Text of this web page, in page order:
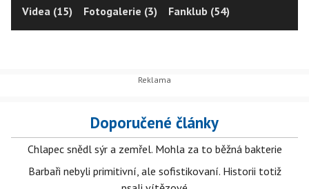
Videa (15) Fotogalerie (3) Fanklub (54)
Doporučené články
Chlapec snědl sýr a zemřel. Mohla za to běžná bakterie
Barbaři nebyli primitivní, ale sofistikovaní. Historii totiž